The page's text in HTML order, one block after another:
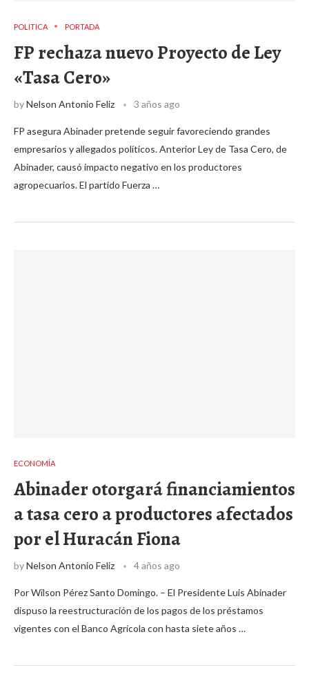
POLITICA PORTADA
FP rechaza nuevo Proyecto de Ley
«Tasa Cero»
byNelson Antonio Feliz 3 años ago
FP asegura Abinader pretende seguir favoreciendo grandes
empresarios y allegados políticos. Anterior Ley de Tasa Cero, de
Abinader, causó impacto negativo en los productores
agropecuarios. El partido Fuerza …
ECONOMÍA
Abinader otorgará financiamientos
a tasa cero a productores afectados
por el Huracán Fiona
byNelson Antonio Feliz 4 años ago
Por Wilson Pérez Santo Domingo. – El Presidente Luis Abinader
dispuso la reestructuración de los pagos de los préstamos
vigentes con el Banco Agrícola con hasta siete años …